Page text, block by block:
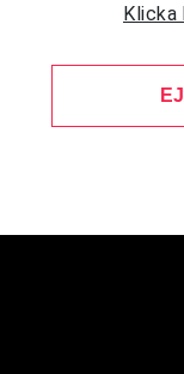
Klicka